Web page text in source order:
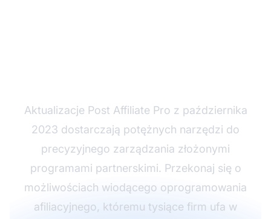
Aktualizacje Post Affiliate Pro z października
2023 dostarczają potężnych narzędzi do
precyzyjnego zarządzania złożonymi
programami partnerskimi. Przekonaj się o
możliwościach wiodącego oprogramowania
afiliacyjnego, któremu tysiące firm ufa w